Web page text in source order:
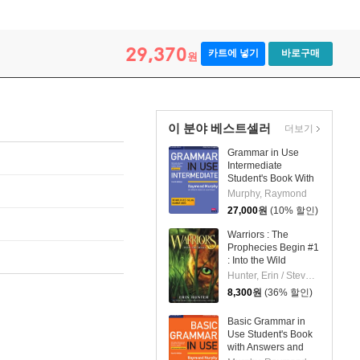
29,370원 카트에 넣기 바로구매
이 분야 베스트셀러
Grammar in Use
Intermediate
Student's Book With
Answers, 4/E
Murphy, Raymond
27,000원 (10% 할인)
Warriors : The
Prophecies Begin #1
: Into the Wild
Hunter, Erin / Stevenson, Dave
8,300원 (36% 할인)
Basic Grammar in
Use Student's Book
with Answers and
더보기